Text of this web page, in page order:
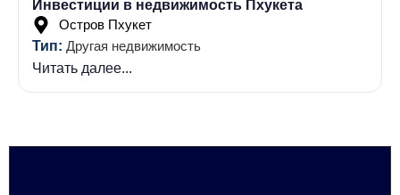
Инвестиции в недвижимость Пхукета
Остров Пхукет
Тип: Другая недвижимость
Читать далее...